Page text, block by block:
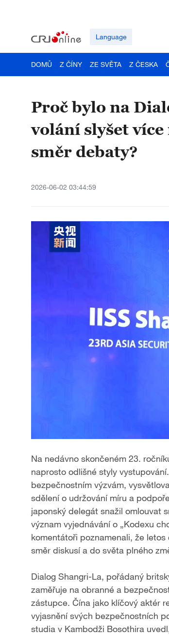
Language
DOMŮ Z ČÍNY ZE SVĚTA Z ČESKA
Proč bylo na
volání slyšet
směr debaty?
2026-06-02 03:44:59
Na nedávno skončeném 23.
naprosto odlišné styly
bezpečnostním výzvám,
sdělení o udržování míru a
japonský delegát snažil omlouvat
význam vyjednávání o „Kodexu
komentátoři poznamenali, že
směr diskusí a do světa plného
Dialog Shangri-La, pořádaný
zaměřuje na obranné a
zástupce. Čína jako klíčový aktér
vyjasnění svých bezpečnostních
studia v Kambodži Bosothira